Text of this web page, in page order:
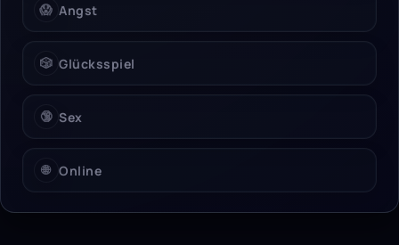
😱 Angst
🎲 Glücksspiel
🔞 Sex
🌐 Online